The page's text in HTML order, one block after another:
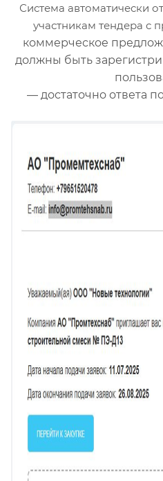
Система автоматически
участникам тендера с
коммерческое
должны быть
— достаточно ответа